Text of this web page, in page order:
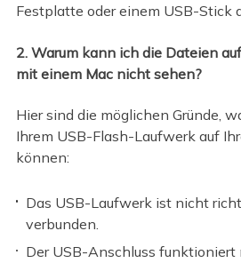
Festplatte oder einem USB-Stick
2. Warum kann ich die Dateien
mit einem Mac nicht sehen?
Hier sind die möglichen Gründe,
Ihrem USB-Flash-Laufwerk auf
können:
Das USB-Laufwerk ist nicht
verbunden.
Der USB-Anschluss